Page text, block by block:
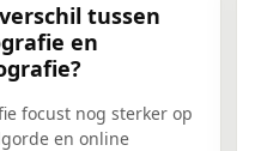
tussen
en
focust nog sterker op
en online